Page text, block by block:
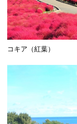
コキア（紅葉）